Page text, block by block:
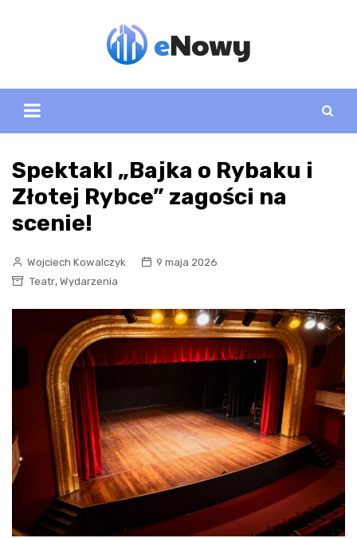
Spektakl „Bajka o Rybaku i
Złotej Rybce” zagości na
scenie!
Wojciech Kowalczyk
9 maja 2026
Teatr, Wydarzenia